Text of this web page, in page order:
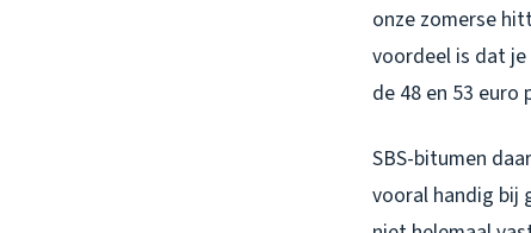
onze zomerse
voordeel is dat
de 48 en 53
SBS-bitumen
vooral handig bij